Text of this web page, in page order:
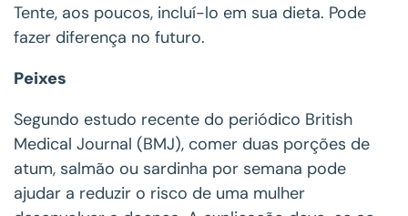
Tente, aos poucos, incluí-lo em sua dieta. Pode
fazer diferença no futuro.
Peixes
Segundo estudo recente do periódico British
Medical Journal (BMJ), comer duas porções de
atum, salmão ou sardinha por semana pode
ajudar a reduzir o risco de uma mulher